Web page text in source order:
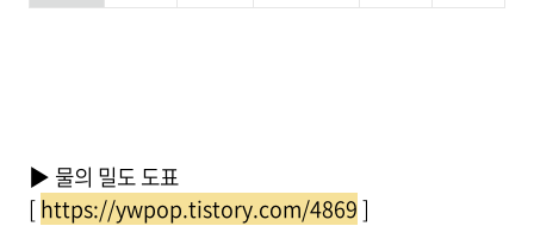
▶ 물의 밀도 도표
[https://ywpop.tistory.com/4869]